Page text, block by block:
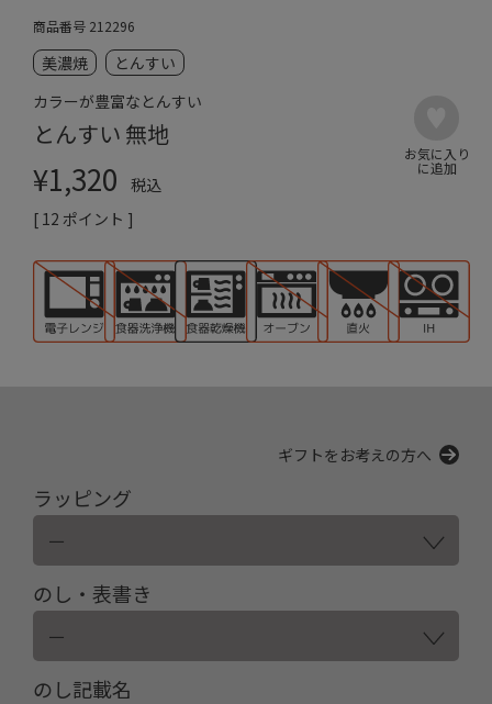
商品番号 212296
美濃焼
とんすい
カラーが豊富なとんすい
とんすい 無地
¥1,320
税込
[ 12 ポイント ]
ギフトをお考えの方へ
ラッピング
のし・表書き
のし記載名